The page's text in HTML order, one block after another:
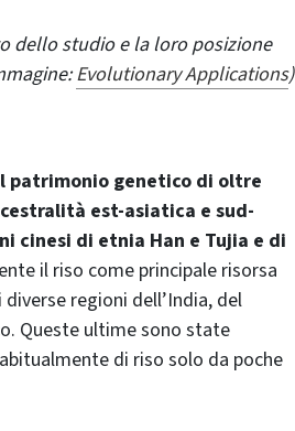
dello studio e la loro posizione
Evolutionary Applications)
patrimonio genetico di oltre
est-asiatica e sud-
cinesi di etnia Han e Tujia e di
il riso come principale risorsa
regioni dell’India, del
Queste ultime sono state
di riso solo da poche